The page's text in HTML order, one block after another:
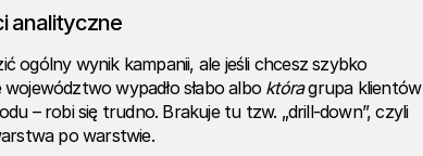
analityczne
ogólny wynik kampanii, ale jeśli chcesz szybko
wypadło słabo albo któragrupa klientów
– robi się trudno. Brakuje tu tzw. „drill-down”, czyli
po warstwie.